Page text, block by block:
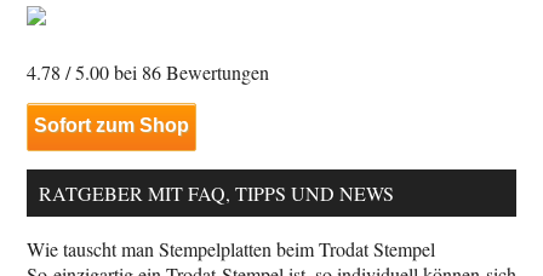
4.78 / 5.00 bei 86Bewertungen
Sofort zum Shop
RATGEBER MIT FAQ, TIPPS UND NEWS
Wie tauscht man Stempelplatten beim Trodat Stempel